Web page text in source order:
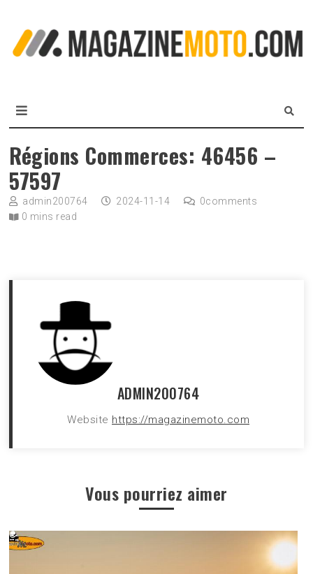
content
Régions Commerces: 46456 –
57597
admin200764 2024-11-14 0comments
0 mins read
ADMIN200764
Website https://magazinemoto.com
Vous pourriez aimer